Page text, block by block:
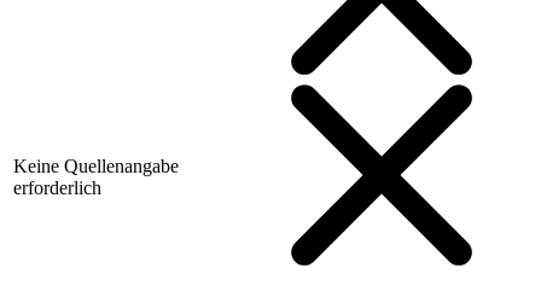
Keine Quellenangabe
erforderlich